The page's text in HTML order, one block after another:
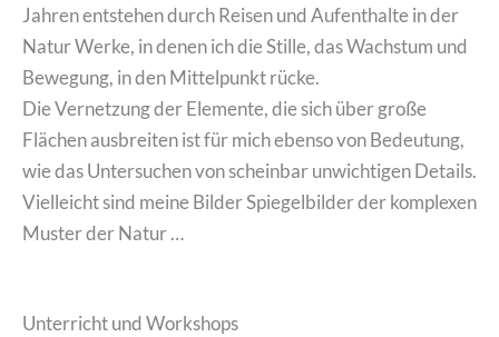
Jahren entstehen durch Reisen und Aufenthalte in der
Natur Werke, in denen ich die Stille, das Wachstum und
Bewegung, in den Mittelpunkt rücke.
Die Vernetzung der Elemente, die sich über große
Flächen ausbreiten ist für mich ebenso von Bedeutung,
wie das Untersuchen von scheinbar unwichtigen Details.
Vielleicht sind meine Bilder Spiegelbilder der komplexen
Muster der Natur …
Unterricht und Workshops